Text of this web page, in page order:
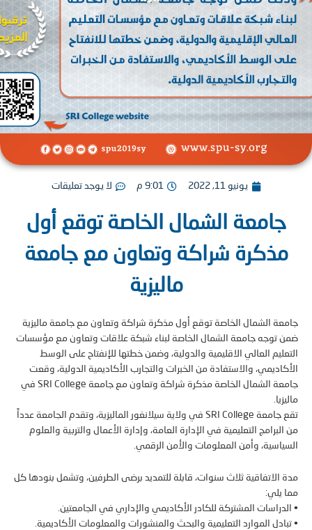
يونيو 11, 2022 9:01 م لا يوجد تعليقات
الشمال الخاصة توقع أول
شراكة وتعاون مع جامعة
ماليزية
الشمال الخاصة توقع أول مذكرة شراكة وتعاون مع جامعة ماليزية
توجه جامعة الشمال الخاصة لبناء شبكة علاقات وتعاون مع مؤسسات
العالي الاقليمية والدولية، وضمن خطتها للإنفتاح على الوسط
والاستفادة من الخبرات والتجارب الأكاديمية الدولية، وقعت
جامعة الشمال الخاصة مذكرة شراكة وتعاون مع جامعة SRI College في
تقع جامعة SRI College في ولاية سيلانغور الماليزية، وتقدم الجامعة عدداً
التعليمية في الإدارة العامة، وإدارة الأعمال والتربية والعلوم
وأمن المعلومات والأمن الرقمي.
الاتفاقية ثلاث سنوات، قابلة للتمديد برضى الطرفين، وتشمل بنودها كل
يلي:
المشتركة للكادر الأكاديمي والإداري في الجامعتين.
الموارد التعليمية والبحث والمنشورات والمعلومات الأكاديمية.